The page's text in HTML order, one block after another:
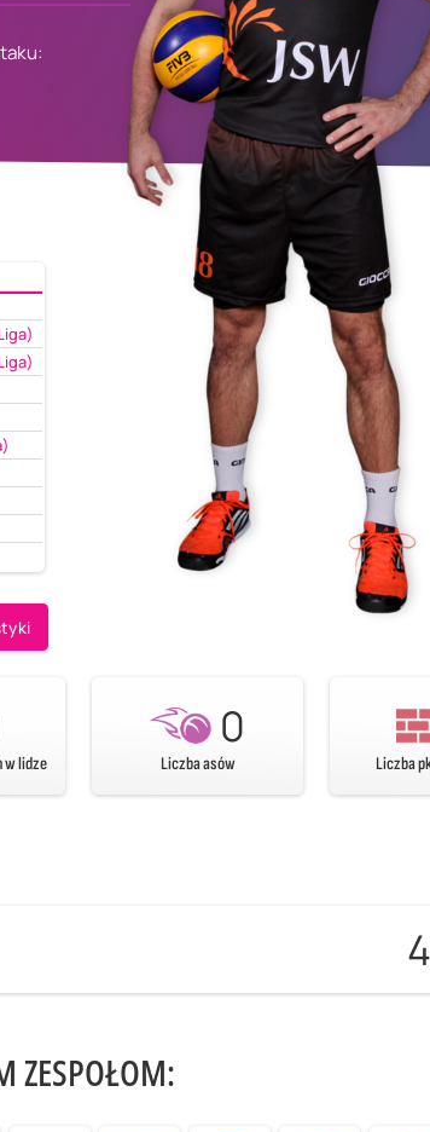
w lidze
0
Liczba asów Liczba
4
ZESPOŁOM: